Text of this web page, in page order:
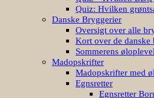
Quiz: Hvilken
Danske Bryggerier
Oversigt over alle
Kort over de danske
Sommerens
Madopskrifter
Madopskrifter med øl
Egnsretter
Egnsretter